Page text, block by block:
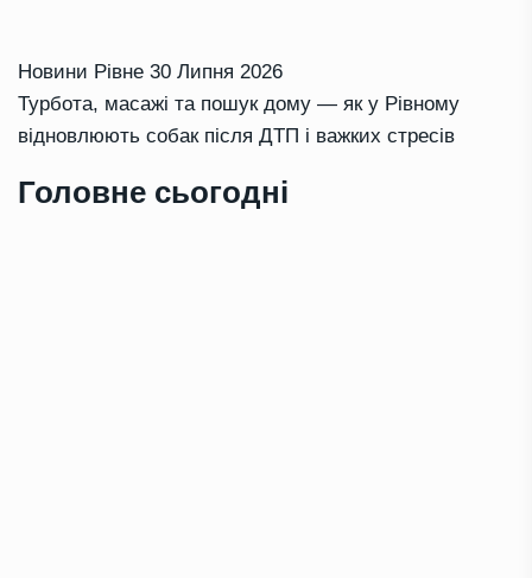
Новини Рівне 30 Липня 2026
Турбота, масажі та пошук дому — як у Рівному
відновлюють собак після ДТП і важких стресів
Головне сьогодні